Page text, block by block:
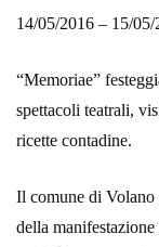
14/05/2016 – 15/05/
“Memoriae”
spettacoli teatrali,
ricette contadine.
Il comune di Volano
della